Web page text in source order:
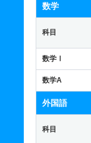
数学
科目
数学Ⅰ
数学A
外国語
科目